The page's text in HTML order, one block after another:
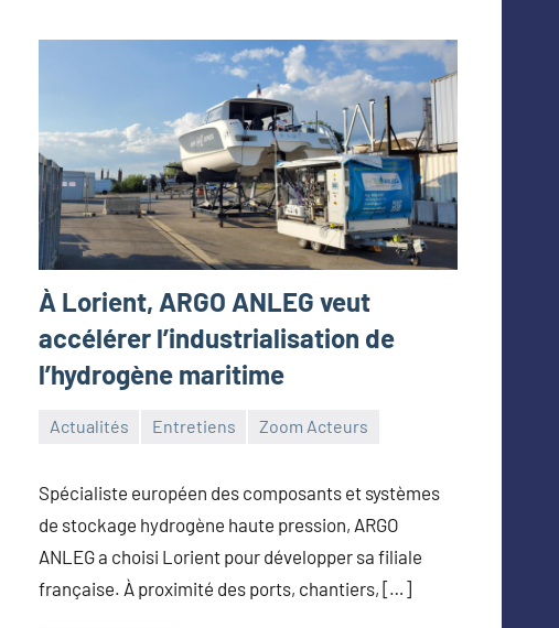
À Lorient, ARGO ANLEG veut
accélérer l’industrialisation de
l’hydrogène maritime
Actualités Entretiens Zoom Acteurs
2026
Spécialiste européen des composants et systèmes
de stockage hydrogène haute pression, ARGO
ANLEG a choisi Lorient pour développer sa filiale
française. À proximité des ports, chantiers, […]